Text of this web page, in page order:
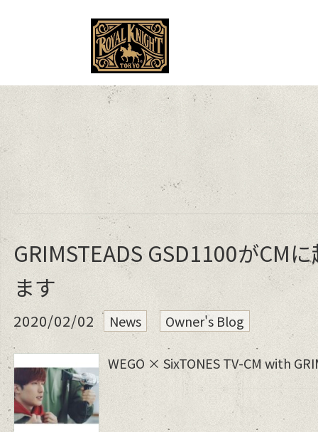
GRIMSTEADS GSD1100がCM
ます
2020/02/02 News Owner's Blog
WEGO × SixTONES TV-CM with